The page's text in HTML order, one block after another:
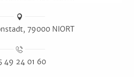
79000 NIORT
49 24 01 60